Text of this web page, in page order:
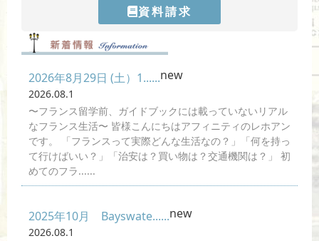
資料請求
2026年8月29日 (土）1......new
2026.08.1
〜フランス留学前、ガイドブックには載っていないリアル
なフランス生活〜 皆様こんにちはアフィニティのレホアン
です。 「フランスって実際どんな生活なの？」「何を持っ
て行けばいい？」「治安は？買い物は？交通機関は？」 初
めてのフラ......
2025年10月 Bayswate......new
2026.08.1